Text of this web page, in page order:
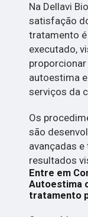
Na Dellavi
satisfação
tratamento
executado,
autoestima
serviços da
Os
são
avançadas
resultados
Entre em
Autoestima
tratamento